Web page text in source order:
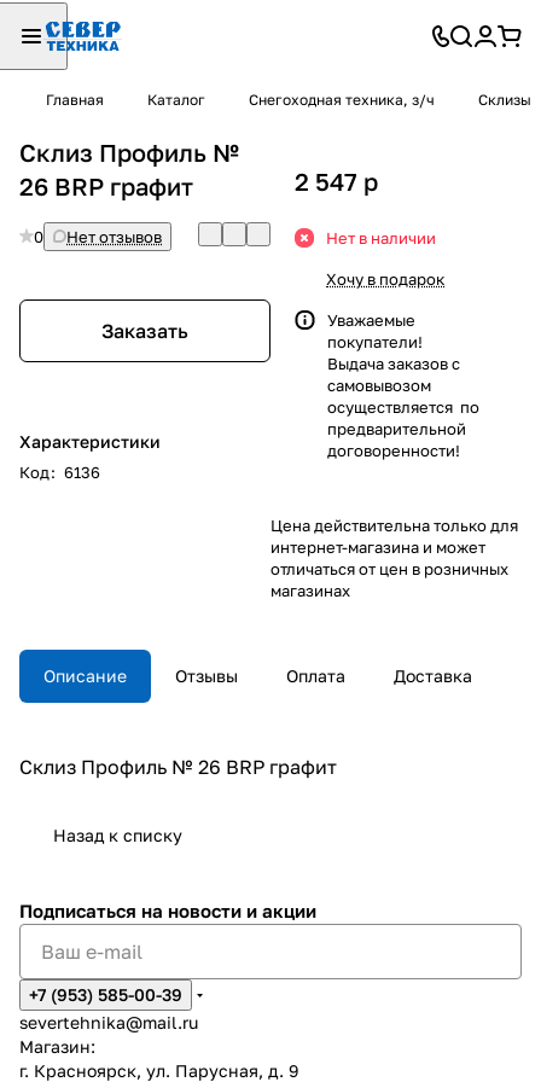
Главная Каталог Снегоходная техника, з/ч Склизы
Склиз Профиль №
26 BRP графит
0 Нет отзывов
Заказать
Характеристики
Код: 6136
2 547 p
Нет в наличии
Хочу в подарок
Уважаемые
покупатели!
Выдача заказов с
самовывозом
осуществляется по
предварительной
договоренности!
Цена действительна только для
интернет-магазина и может
отличаться от цен в розничных
магазинах
Описание Отзывы Оплата Доставка
Склиз Профиль № 26 BRP графит
Назад к списку
Подписаться на новости и акции
+7 (953) 585-00-39
severtehnika@mail.ru
Магазин:
г. Красноярск, ул. Парусная, д. 9